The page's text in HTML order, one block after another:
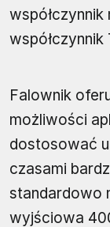
współczynnik
Falownik
możliwości
dostosować
czasami
standardowo
wyjściowa